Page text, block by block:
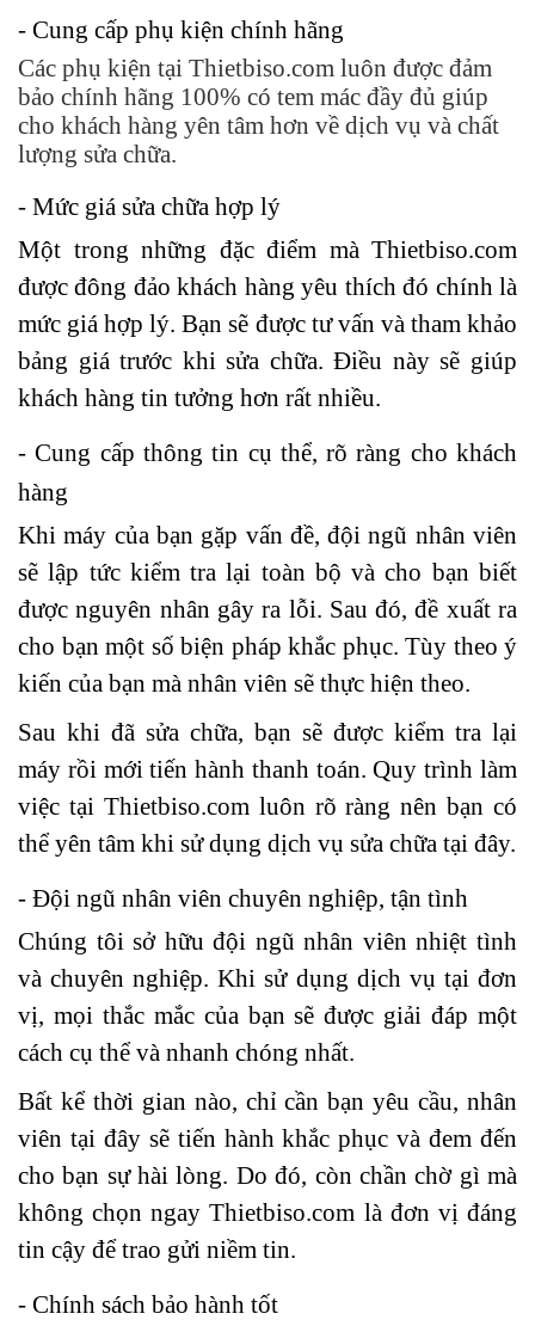
- Cung cấp phụ kiện chính hãng
Các phụ kiện tại Thietbiso.com luôn được đảm
bảo chính hãng 100% có tem mác đầy đủ giúp
cho khách hàng yên tâm hơn về dịch vụ và chất
lượng sửa chữa.
- Mức giá sửa chữa hợp lý
Một trong những đặc điểm mà Thietbiso.com
được đông đảo khách hàng yêu thích đó chính là
mức giá hợp lý. Bạn sẽ được tư vấn và tham khảo
bảng giá trước khi sửa chữa. Điều này sẽ giúp
khách hàng tin tưởng hơn rất nhiều.
- Cung cấp thông tin cụ thể, rõ ràng cho khách
hàng
Khi máy của bạn gặp vấn đề, đội ngũ nhân viên
sẽ lập tức kiểm tra lại toàn bộ và cho bạn biết
được nguyên nhân gây ra lỗi. Sau đó, đề xuất ra
cho bạn một số biện pháp khắc phục. Tùy theo ý
kiến của bạn mà nhân viên sẽ thực hiện theo.
Sau khi đã sửa chữa, bạn sẽ được kiểm tra lại
máy rồi mới tiến hành thanh toán. Quy trình làm
việc tại Thietbiso.com luôn rõ ràng nên bạn có
thể yên tâm khi sử dụng dịch vụ sửa chữa tại đây.
- Đội ngũ nhân viên chuyên nghiệp, tận tình
Chúng tôi sở hữu đội ngũ nhân viên nhiệt tình
và chuyên nghiệp. Khi sử dụng dịch vụ tại đơn
vị, mọi thắc mắc của bạn sẽ được giải đáp một
cách cụ thể và nhanh chóng nhất.
Bất kể thời gian nào, chỉ cần bạn yêu cầu, nhân
viên tại đây sẽ tiến hành khắc phục và đem đến
cho bạn sự hài lòng. Do đó, còn chần chờ gì mà
không chọn ngay Thietbiso.com là đơn vị đáng
tin cậy để trao gửi niềm tin.
- Chính sách bảo hành tốt